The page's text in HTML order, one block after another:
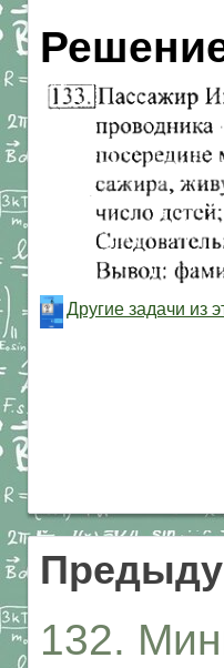
Другие задачи из
132.